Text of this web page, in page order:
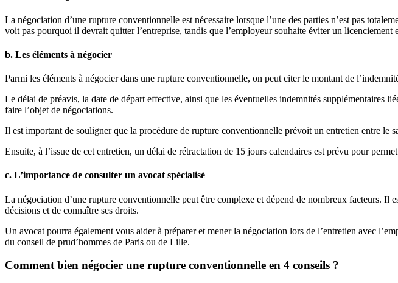
La négociation d’une rupture conventionnelle est nécessaire lorsque l’une des parties n’est pas
voit pas pourquoi il devrait quitter l’entreprise, tandis que l’employeur souhaite éviter un licenciement
b. Les éléments à négocier
Parmi les éléments à négocier dans une rupture conventionnelle, on peut citer le montant de
Le délai de préavis, la date de départ effective, ainsi que les éventuelles indemnités
faire l’objet de négociations.
Il est important de souligner que la procédure de rupture conventionnelle prévoit un entretien entre le
Ensuite, à l’issue de cet entretien, un délai de rétractation de 15 jours calendaires est prévu pour
c. L’importance de consulter un avocat spécialisé
La négociation d’une rupture conventionnelle peut être complexe et dépend de nombreux facteurs.
décisions et de connaître ses droits.
Un avocat pourra également vous aider à préparer et mener la négociation lors de l’entretien avec
du conseil de prud’hommes de Paris ou de Lille.
Comment bien négocier une rupture conventionnelle en 4 conseils ?